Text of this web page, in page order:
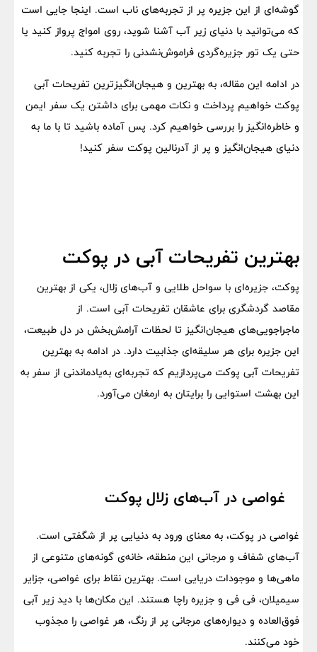
گوشه‌ای از این جزیره پر از تجربه‌های ناب است. اینجا جایی است
که می‌توانید با دنیای زیر آب آشنا شوید، روی امواج پرواز کنید یا
حتی یک تور جزیره‌گردی فراموش‌نشدنی را تجربه کنید.
در ادامه این مقاله، به بهترین و هیجان‌انگیزترین تفریحات آبی
پوکت خواهیم پرداخت و نکات مهمی برای داشتن یک سفر ایمن
و خاطره‌انگیز را بررسی خواهیم کرد. پس آماده باشید تا با ما به
دنیای هیجان‌انگیز و پر از آدرنالین پوکت سفر کنید!
بهترین تفریحات آبی در پوکت
پوکت، جزیره‌ای با سواحل طلایی و آب‌های زلال، یکی از بهترین
مقاصد گردشگری برای عاشقان تفریحات آبی است. از
ماجراجویی‌های هیجان‌انگیز تا لحظات آرامش‌بخش در دل طبیعت،
این جزیره برای هر سلیقه‌ای جذابیت دارد. در ادامه به بهترین
تفریحات آبی پوکت می‌پردازیم که تجربه‌ای به‌یادماندنی از سفر به
این بهشت استوایی را برایتان به ارمغان می‌آورد.
غواصی در آب‌های زلال پوکت
غواصی در پوکت، به معنای ورود به دنیایی پر از شگفتی است.
آب‌های شفاف و مرجانی این منطقه، خانه‌ی گونه‌های متنوعی از
ماهی‌ها و موجودات دریایی است. بهترین نقاط برای غواصی، جزایر
سیمیلان، فی فی و جزیره راچا هستند. این مکان‌ها با دید زیر آبی
فوق‌العاده و دیواره‌های مرجانی پر از رنگ، هر غواصی را مجذوب
خود می‌کنند.